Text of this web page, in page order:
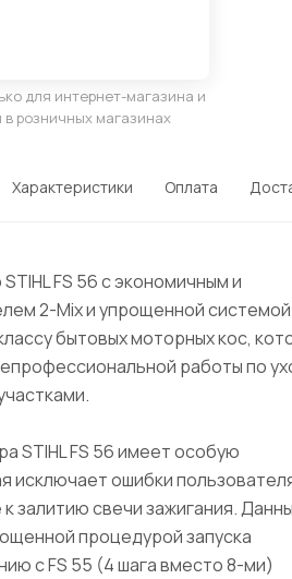
для интернет-магазина и
розничных магазинах
Характеристики Оплата
FS 56 с экономичным и
2-Mix и упрощенной системой
бытовых моторных кос,
работы по
STIHL FS 56 имеет особую
исключает ошибки
залитию свечи зажигания.
процедурой запуска
с FS 55 (4 шага вместо 8-ми)